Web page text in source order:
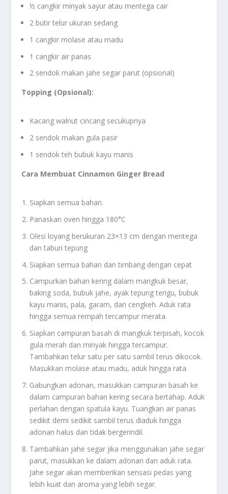
½ cangkir minyak sayur atau mentega cair
2 butir telur ukuran sedang
1 cangkir molase atau madu
1 cangkir air panas
2 sendok makan jahe segar parut (opsional)
Topping (Opsional):
Kacang walnut cincang secukupnya
2 sendok makan gula pasir
1 sendok teh bubuk kayu manis
Cara Membuat Cinnamon Ginger Bread
Siapkan semua bahan.
Panaskan oven hingga 180°C
Olesi loyang berukuran 23×13 cm dengan mentega
dan taburi tepung
Siapkan semua bahan dan timbang dengan cepat
Campurkan bahan kering dalam mangkuk besar,
baking soda, bubuk jahe, ayak tepung terigu, bubuk
kayu manis, pala, garam, dan cengkeh. Aduk rata
hingga semua rempah tercampur merata.
Siapkan campuran basah di mangkuk terpisah, kocok
gula merah dan minyak hingga tercampur.
Tambahkan telur satu per satu sambil terus dikocok.
Masukkan molase atau madu, aduk hingga rata.
Gabungkan adonan, masukkan campuran basah ke
dalam campuran bahan kering secara bertahap. Aduk
perlahan dengan spatula kayu. Tuangkan air panas
sedikit demi sedikit sambil terus diaduk hingga
adonan halus dan tidak bergerindil.
Tambahkan jahe segar jika menggunakan jahe segar
parut, masukkan ke dalam adonan dan aduk rata.
Jahe segar akan memberikan sensasi pedas yang
lebih kuat dan aroma yang lebih segar.